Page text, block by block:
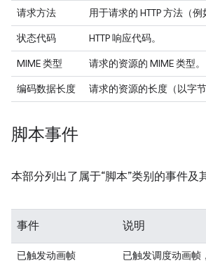
请求方法
用于请求的 HTTP 方法（例
状态代码
HTTP 响应代码。
MIME 类型
请求的资源的 MIME 类型。
编码数据长度
请求的资源的长度（以字节
脚本事件
本部分列出了属于“脚本”类别的事件及
事件 说明
已触发动画帧 已触发调度动画帧